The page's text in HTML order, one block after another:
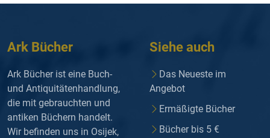
Ark Bücher
Ark Bücher ist eine Buch-
und Antiquitätenhandlung,
die mit gebrauchten und
antiken Büchern handelt.
Wir befinden uns in Osijek,
Siehe auch
Das Neueste im
Angebot
Ermäßigte Bücher
Bücher bis 5 €